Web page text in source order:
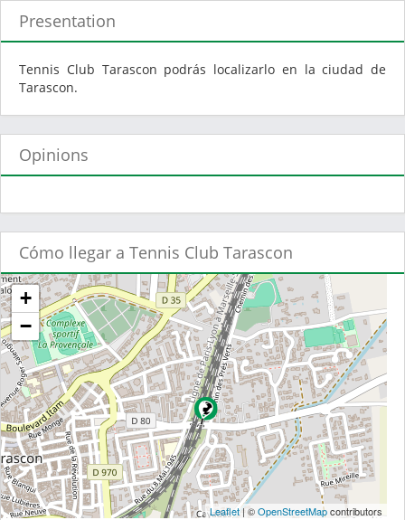
Presentation
Tennis Club Tarascon podrás localizarlo en la ciudad de
Tarascon.
Opinions
Cómo llegar a Tennis Club Tarascon
+
−
Leaflet| ©OpenStreetMapcontributors